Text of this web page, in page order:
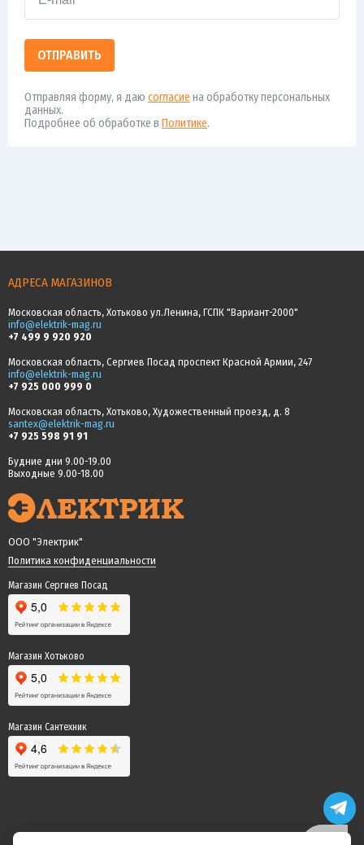
ОТПРАВИТЬ
Отправляя форму, я даю согласие на обработку персональных
данных.
Подробнее об обработке в Политике.
АДРЕСА МАГАЗИНОВ
Московская область, Хотьково ул.Ленина, ГСПК "Вариант-2000"
info@elektrik-mag.ru
+7 499 9 920 920
Московская область, Сергиев Посад проспект Красной Армии, 247
info@elektrik-mag.ru
+7 925 000 999 0
Московская область, Хотьково, Художественный проезд, д. 8
santex@elektrik-mag.ru
+7 925 598 91 91
Будние дни 9.00-19.00
Выходные 9.00-18.00
ООО "Электрик"
Политика конфиденциальности
Магазин Сергиев Посад
Магазин Хотьково
Магазин Сантехник